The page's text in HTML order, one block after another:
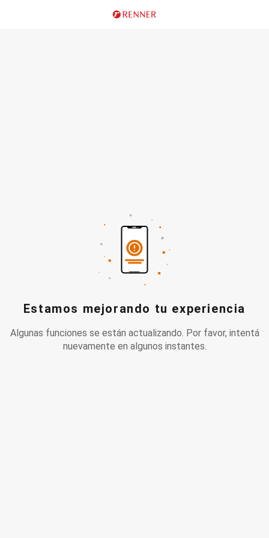
Estamos mejorando tu experiencia
Algunas funciones se están actualizando. Por favor, intentá
nuevamente en algunos instantes.